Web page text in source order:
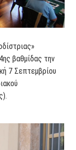
βαθμίδας την
7 Σεπτεμβρίου